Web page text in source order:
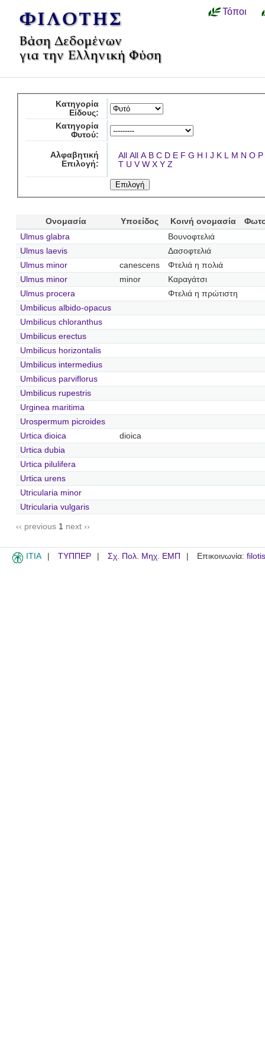
Τόποι
Κατηγορία
Είδους:
Κατηγορία
Φυτού:
Αλφαβητική
Επιλογή:
All All A B C D E F G H I J K L M N O P
T U V W X Y Z
Ονομασία Υποείδος Κοινή ονομασία
Ulmus glabra
Βουνοφτελιά
Ulmus laevis
Δασοφτελιά
Ulmus minor
canescens
Φτελιά η πολιά
Ulmus minor
minor
Καραγάτσι
Ulmus procera
Φτελιά η πρώτιστη
Umbilicus albido-opacus
Umbilicus chloranthus
Umbilicus erectus
Umbilicus horizontalis
Umbilicus intermedius
Umbilicus parviflorus
Umbilicus rupestris
Urginea maritima
Urospermum picroides
Urtica dioica
dioica
Urtica dubia
Urtica pilulifera
Urtica urens
Utricularia minor
Utricularia vulgaris
‹‹ previous 1 next ››
ITIA ΤΥΠΠΕΡ Σχ. Πολ. Μηχ. ΕΜΠ Επικοινωνία: